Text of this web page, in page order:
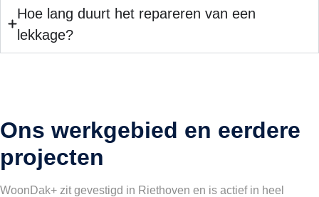
Hoe lang duurt het repareren van een
lekkage?
Ons werkgebied en eerdere
projecten
WoonDak+ zit gevestigd in Riethoven en is actief in heel